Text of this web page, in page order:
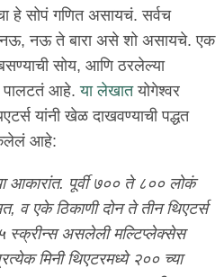
हे सोपं गणित असायचं. सर्वच
नऊ, नऊ ते बारा असे शो असायचे. एक
बसण्याची सोय, आणि ठरलेल्या
पालटतं आहे.या लेखातयोगेश्वर
यांनी खेळ दाखवण्याची पद्धत
आहे:
आकारांत. पूर्वी ७०० ते ८०० लोकं
व एके ठिकाणी दोन ते तीन थिएटर्स
स्क्रीन्स असलेली मल्टिप्लेक्सेस
मिनी थिएटरमध्ये २०० च्या